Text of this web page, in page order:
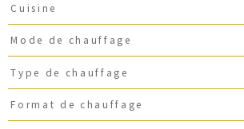
Cuisine
Mode de chauffage
Type de chauffage
Format de chauffage